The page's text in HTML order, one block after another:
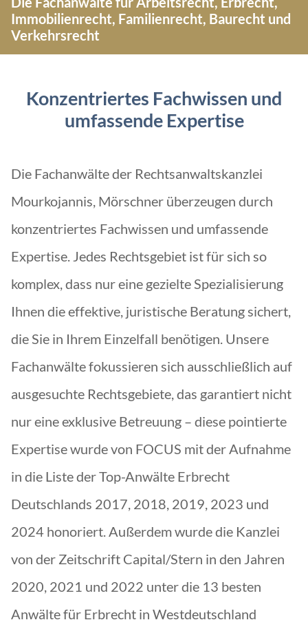
Immobilienrecht, Familienrecht, Baurecht und
Verkehrsrecht
Konzentriertes Fachwissen und
umfassende Expertise
Die Fachanwälte der Rechtsanwaltskanzlei
Mourkojannis, Mörschner überzeugen durch
konzentriertes Fachwissen und umfassende
Expertise. Jedes Rechtsgebiet ist für sich so
komplex, dass nur eine gezielte Spezialisierung
Ihnen die effektive, juristische Beratung sichert,
die Sie in Ihrem Einzelfall benötigen. Unsere
Fachanwälte fokussieren sich ausschließlich auf
ausgesuchte Rechtsgebiete, das garantiert nicht
nur eine exklusive Betreuung – diese pointierte
Expertise wurde von FOCUS mit der Aufnahme
in die Liste der Top-Anwälte Erbrecht
Deutschlands 2017, 2018, 2019, 2023 und
2024 honoriert. Außerdem wurde die Kanzlei
von der Zeitschrift Capital/Stern in den Jahren
2020, 2021 und 2022 unter die 13 besten
Anwälte für Erbrecht in Westdeutschland